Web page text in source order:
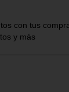
con tus
y más